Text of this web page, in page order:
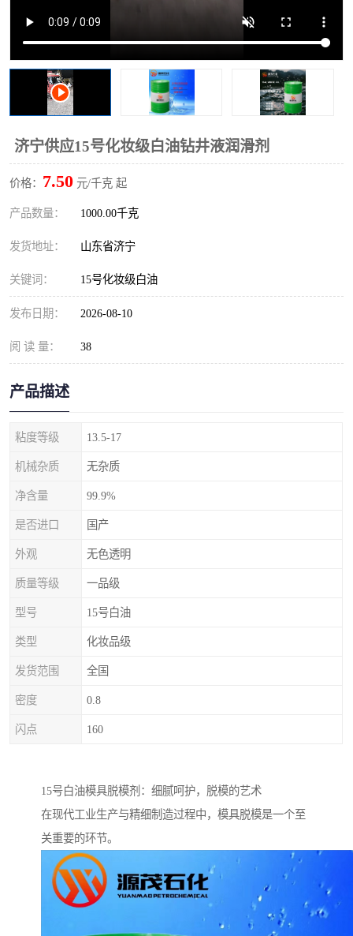
济宁供应15号化妆级白油钻井液润滑剂
价格： 7.50 元/千克 起
产品数量： 1000.00千克
发货地址： 山东省济宁
关键词： 15号化妆级白油
发布日期： 2026-08-10
阅 读 量： 38
产品描述
粘度等级 13.5-17
机械杂质 无杂质
净含量 99.9%
是否进口 国产
外观 无色透明
质量等级 一品级
型号 15号白油
类型 化妆品级
发货范围 全国
密度 0.8
闪点 160
15号白油模具脱模剂：细腻呵护，脱模的艺术
在现代工业生产与精细制造过程中，模具脱模是一个至
关重要的环节。